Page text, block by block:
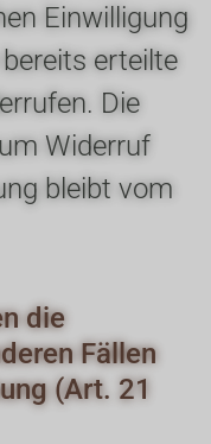
Einwilligung
erteilte
Die
Widerruf
bleibt vom
die
Fällen
(Art. 21